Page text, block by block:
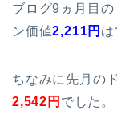
ブログ9ヵ月目
ン価値2,211円 は
ちなみに先月の
2,542円 でした。